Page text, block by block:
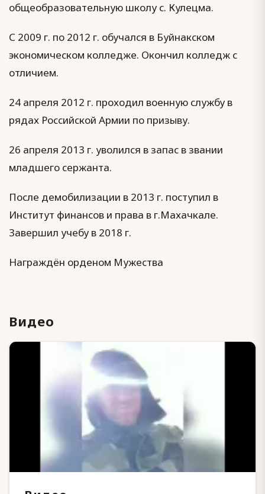
общеобразовательную школу с. Кулецма.
С 2009 г. по 2012 г. обучался в Буйнакском
экономическом колледже. Окончил колледж с
отличием.
24 апреля 2012 г. проходил военную службу в
рядах Российской Армии по призыву.
26 апреля 2013 г. уволился в запас в звании
младшего сержанта.
После демобилизации в 2013 г. поступил в
Институт финансов и права в г.Махачкале.
Завершил учебу в 2018 г.
Награждён орденом Мужества
Видео